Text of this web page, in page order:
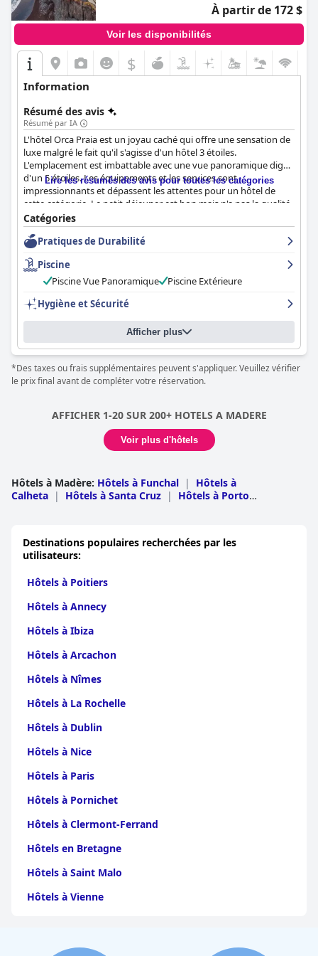
À partir de 172 $
Voir les disponibilités
$
Information
Résumé des avis
Résumé par IA
L'hôtel Orca Praia est un joyau caché qui offre une sensation de
luxe malgré le fait qu'il s'agisse d'un hôtel 3 étoiles.
L'emplacement est imbattable avec une vue panoramique digne
d'un 5 étoiles. Les équipements et les services sont
impressionnants et dépassent les attentes pour un hôtel de
cette catégorie. Le petit déjeuner est bon mais n'a pas la qualité
d'un 5 étoiles. Certains clients ont trouvé l'hôtel sale et démodé,
mais dans l'ensemble, il est considéré comme une option
passable pour un séjour confortable. Préparez-vous à payer un
supplément pour un ventilateur.
Lire les résumés des avis pour toutes les catégories
Catégories
Pratiques de Durabilité
Piscine
Piscine Vue Panoramique
Piscine Extérieure
Hygiène et Sécurité
Afficher plus
*Des taxes ou frais supplémentaires peuvent s'appliquer. Veuillez vérifier
le prix final avant de compléter votre réservation.
AFFICHER 1-20 SUR 200+ HOTELS A MADERE
Voir plus d'hôtels
Hôtels à Madère: Hôtels à Funchal |
Hôtels à
Calheta | Hôtels à Santa Cruz |
Hôtels à Porto
Destinations populaires recherchées par les
utilisateurs:
Hôtels à Poitiers
Hôtels à Annecy
Hôtels à Ibiza
Hôtels à Arcachon
Hôtels à Nîmes
Hôtels à La Rochelle
Hôtels à Dublin
Hôtels à Nice
Hôtels à Paris
Hôtels à Pornichet
Hôtels à Clermont-Ferrand
Hôtels en Bretagne
Hôtels à Saint Malo
Hôtels à Vienne
Hôtels à Perpignan